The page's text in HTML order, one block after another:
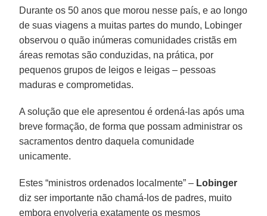
Durante os 50 anos que morou nesse país, e ao longo
de suas viagens a muitas partes do mundo, Lobinger
observou o quão inúmeras comunidades cristãs em
áreas remotas são conduzidas, na prática, por
pequenos grupos de leigos e leigas – pessoas
maduras e comprometidas.
A solução que ele apresentou é ordená-las após uma
breve formação, de forma que possam administrar os
sacramentos dentro daquela comunidade
unicamente.
Estes “ministros ordenados localmente” – Lobinger
diz ser importante não chamá-los de padres, muito
embora envolveria exatamente os mesmos